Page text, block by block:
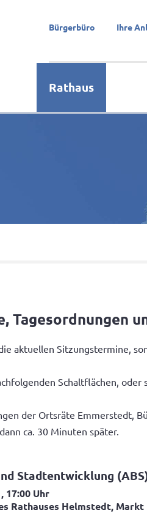
Bürgerbüro Ihre
Rathaus
Tagesordnungen
aktuellen Sitzungstermine,
Schaltflächen,
der Ortsräte Emmerstedt,
ca. 30 Minuten später.
Stadtentwicklung
, 17:00 Uhr
Rathauses Helmstedt,